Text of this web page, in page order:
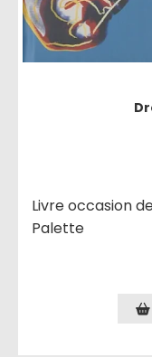
Livre occasion
Palette